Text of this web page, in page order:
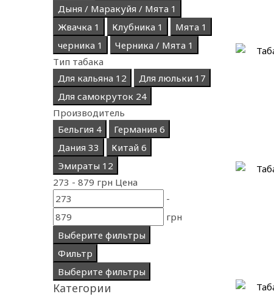
Дыня / Маракуйя / Мята 1
Жвачка 1 Клубника 1 Мята 1
черника 1 Черника / Мята 1
Тип табака
Для кальяна 12 Для люльки 17
Для самокруток 24
Производитель
Бельгия 4 Германия 6
Дания 33 Китай 6
Эмираты 12
273 - 879 грн Цена
-
грн
Выберите фильтры
Фильтр
Выберите фильтры
Категории